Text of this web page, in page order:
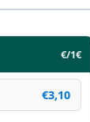
€/1€
€3,10